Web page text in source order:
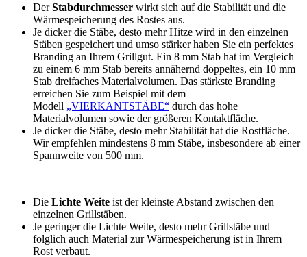
DerStabdurchmesser wirkt sich auf die Stabilität und die
Wärmespeicherung des Rostes aus.
Je dicker die Stäbe, desto mehr Hitze wird in den einzelnen
Stäben gespeichert und umso stärker haben Sie ein perfektes
Branding an Ihrem Grillgut. Ein 8 mm Stab hat im Vergleich
zu einem 6 mm Stab bereits annähernd doppeltes, ein 10 mm
Stab dreifaches Materialvolumen. Das stärkste Branding
erreichen Sie zum Beispiel mit dem
Modell „VIERKANTSTÄBE“ durch das hohe
Materialvolumen sowie der größeren Kontaktfläche.
Je dicker die Stäbe, desto mehr Stabilität hat die Rostfläche.
Wir empfehlen mindestens 8 mm Stäbe, insbesondere ab einer
Spannweite von 500 mm.
Die Lichte Weite ist der kleinste Abstand zwischen den
einzelnen Grillstäben.
Je geringer die Lichte Weite, desto mehr Grillstäbe und
folglich auch Material zur Wärmespeicherung ist in Ihrem
Rost verbaut.